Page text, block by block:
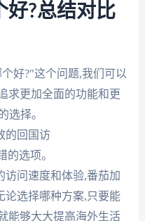
好?总结对比
好?"这个问题,我们可以
求更加全面的功能和更
选择。
的回国访
的选项。
访问速度和体验,番茄加
论选择哪种方案,只要能
能够大大提高海外生活